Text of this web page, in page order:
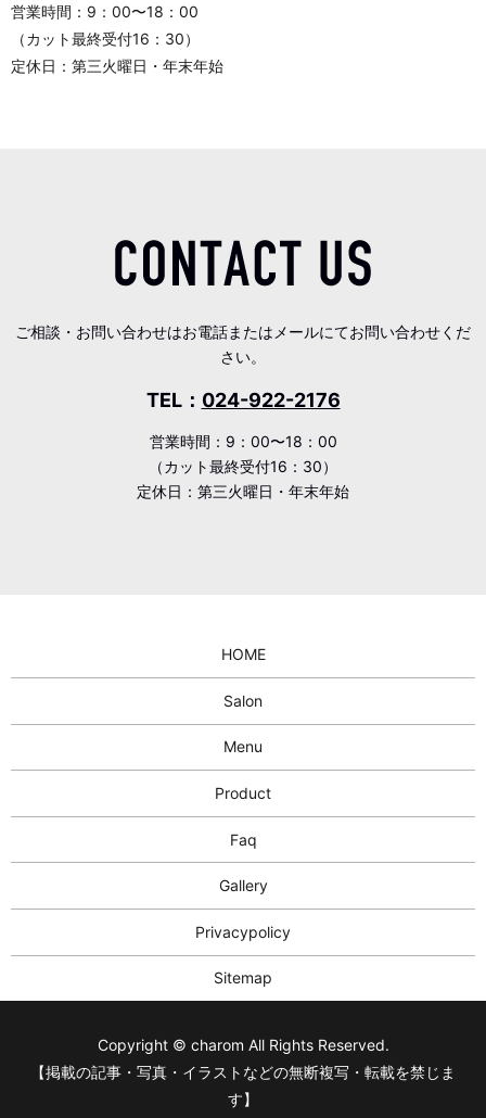
営業時間：9：00〜18：00
（カット最終受付16：30）
定休日：第三火曜日・年末年始
ご相談・お問い合わせはお電話またはメールにてお問い合わせくだ
さい。
TEL： 024-922-2176
営業時間：9：00〜18：00
（カット最終受付16：30）
定休日：第三火曜日・年末年始
HOME
Salon
Menu
Product
Faq
Gallery
Privacypolicy
Sitemap
Copyright © charom All Rights Reserved.
【掲載の記事・写真・イラストなどの無断複写・転載を禁じま
す】